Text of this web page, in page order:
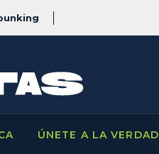
ÚNETE A LA VERDAD